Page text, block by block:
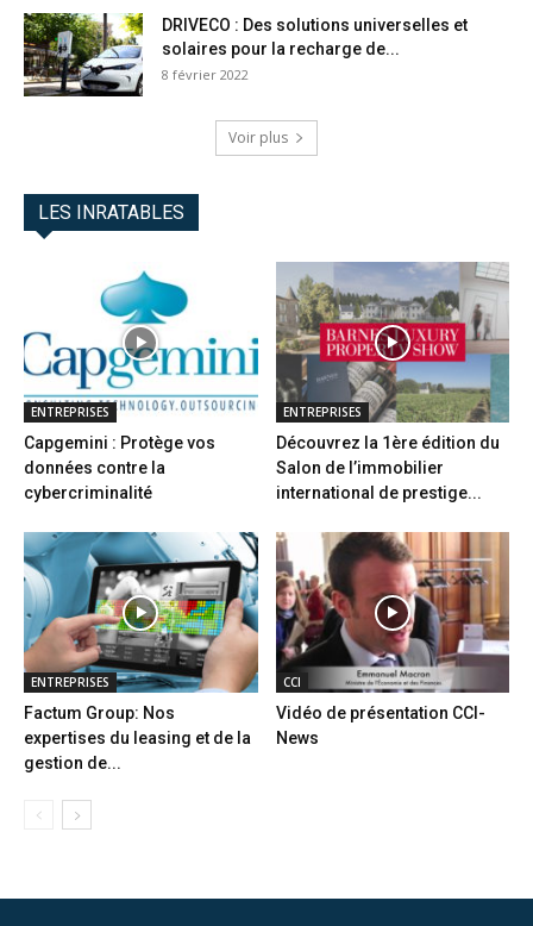
DRIVECO : Des solutions universelles et
solaires pour la recharge de...
8 février 2022
Voir plus
LES INRATABLES
ENTREPRISES
Capgemini : Protège vos
données contre la
cybercriminalité
ENTREPRISES
Découvrez la 1ère édition du
Salon de l’immobilier
international de prestige...
ENTREPRISES
Factum Group: Nos
expertises du leasing et de la
gestion de...
CCI
Vidéo de présentation CCI-
News